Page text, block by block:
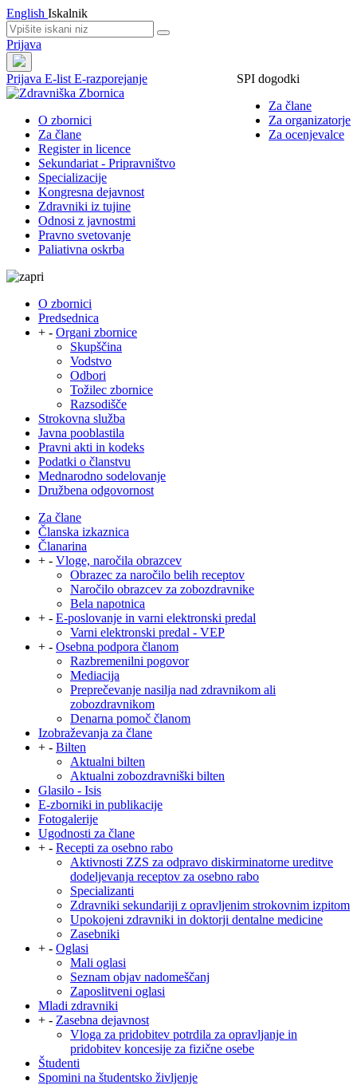
English Iskalnik
Prijava
Prijava
SPI dogodki
Za člane
Za organizatorje
Za ocenjevalce
E-list E-razporejanje
O zbornici
Za člane
Register in licence
Sekundariat - Pripravništvo
Specializacije
Kongresna dejavnost
Zdravniki iz tujine
Odnosi z javnostmi
Pravno svetovanje
Paliativna oskrba
O zbornici
Predsednica
+ - Organi zbornice
Skupščina
Vodstvo
Odbori
Tožilec zbornice
Razsodišče
Strokovna služba
Javna pooblastila
Pravni akti in kodeks
Podatki o članstvu
Mednarodno sodelovanje
Družbena odgovornost
Za člane
Članska izkaznica
Članarina
+ - Vloge, naročila obrazcev
Obrazec za naročilo belih receptov
Naročilo obrazcev za zobozdravnike
Bela napotnica
+ - E-poslovanje in varni elektronski predal
Varni elektronski predal - VEP
+ - Osebna podpora članom
Razbremenilni pogovor
Mediacija
Preprečevanje nasilja nad zdravnikom ali
zobozdravnikom
Denarna pomoč članom
Izobraževanja za člane
+ - Bilten
Aktualni bilten
Aktualni zobozdravniški bilten
Glasilo - Isis
E-zborniki in publikacije
Fotogalerije
Ugodnosti za člane
+ - Recepti za osebno rabo
Aktivnosti ZZS za odpravo diskirminatorne ureditve
dodeljevanja receptov za osebno rabo
Specializanti
Zdravniki sekundariji z opravljenim strokovnim izpitom
Upokojeni zdravniki in doktorji dentalne medicine
Zasebniki
+ - Oglasi
Mali oglasi
Seznam objav nadomeščanj
Zaposlitveni oglasi
Mladi zdravniki
+ - Zasebna dejavnost
Vloga za pridobitev potrdila za opravljanje in
pridobitev koncesije za fizične osebe
Študenti
Spomini na študentsko življenje